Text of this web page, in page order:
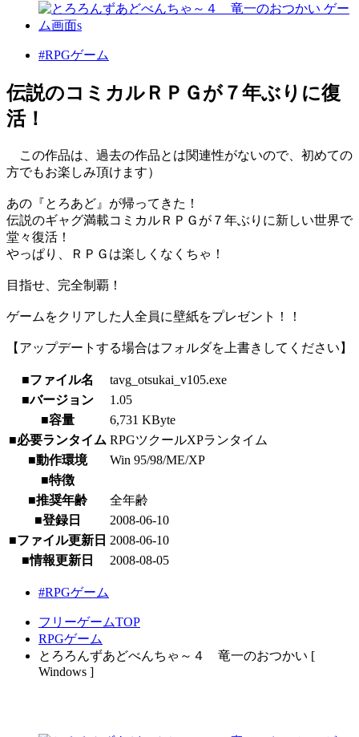
#RPGゲーム
伝説のコミカルＲＰＧが７年ぶりに復
活！
この作品は、過去の作品とは関連性がないので、初めての
方でもお楽しみ頂けます）
あの『とろあど』が帰ってきた！
伝説のギャグ満載コミカルＲＰＧが７年ぶりに新しい世界で
堂々復活！
やっぱり、ＲＰＧは楽しくなくちゃ！
目指せ、完全制覇！
ゲームをクリアした人全員に壁紙をプレゼント！！
【アップデートする場合はフォルダを上書きしてください】
■ファイル名
tavg_otsukai_v105.exe
■バージョン
1.05
■容量
6,731 KByte
■必要ランタイム RPGツクールXPランタイム
■動作環境
Win 95/98/ME/XP
■特徴
■推奨年齢
全年齢
■登録日
2008-06-10
■ファイル更新日 2008-06-10
■情報更新日
2008-08-05
#RPGゲーム
フリーゲームTOP
RPGゲーム
とろろんずあどべんちゃ～４ 竜一のおつかい [
Windows ]